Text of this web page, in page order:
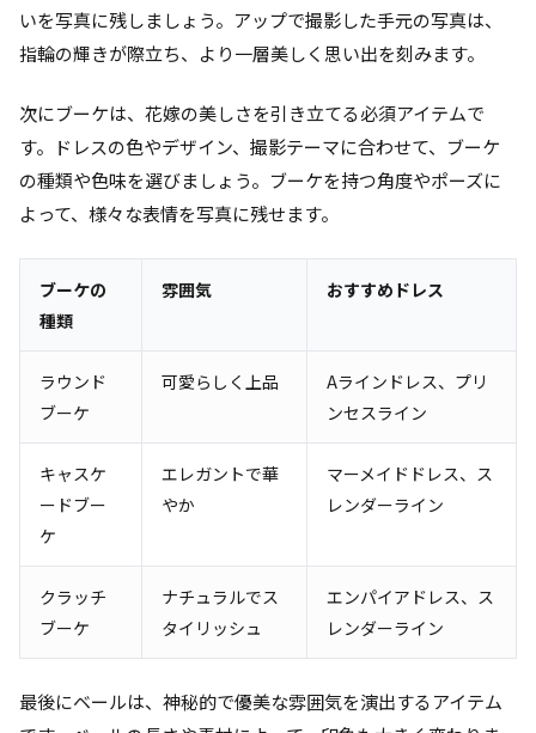
いを写真に残しましょう。アップで撮影した手元の写真は、
指輪の輝きが際立ち、より一層美しく思い出を刻みます。
次にブーケは、花嫁の美しさを引き立てる必須アイテムで
す。ドレスの色やデザイン、撮影テーマに合わせて、ブーケ
の種類や色味を選びましょう。ブーケを持つ角度やポーズに
よって、様々な表情を写真に残せます。
ブーケの
種類
雰囲気 おすすめドレス
ラウンド
ブーケ
可愛らしく上品
Aラインドレス、プリ
ンセスライン
キャスケ
ードブー
ケ
エレガントで華
やか
マーメイドドレス、ス
レンダーライン
クラッチ
ブーケ
ナチュラルでス
タイリッシュ
エンパイアドレス、ス
レンダーライン
最後にベールは、神秘的で優美な雰囲気を演出するアイテム